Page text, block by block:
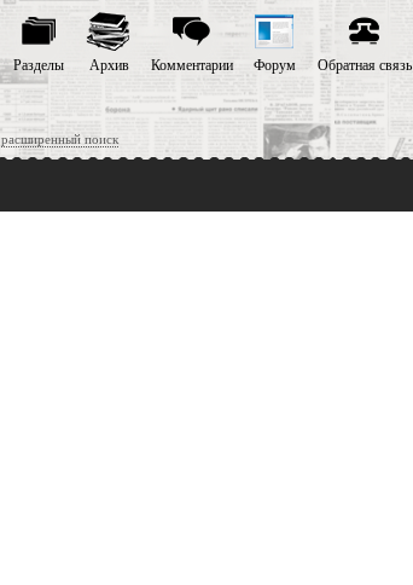
расширенный поиск
Разделы Архив Комментарии Форум Обратная связь